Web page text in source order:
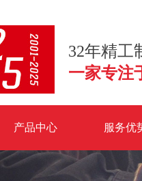
32年精
一家专注
产品中心 服务优